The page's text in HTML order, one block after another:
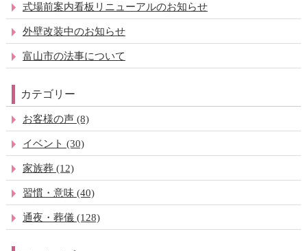
式場前案内看板リニューアルのお知らせ
外壁改装中のお知らせ
富山市の法事について
カテゴリー
お客様の声 (8)
イベント (30)
家族葬 (12)
習慣・意味 (40)
通夜・葬儀 (128)